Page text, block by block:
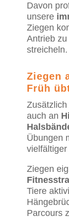
Davon
unsere
Ziegen
Antrieb
streicheln.
Ziegen
Früh
auch an
Übungen
Ziegen
Tiere
Parcours